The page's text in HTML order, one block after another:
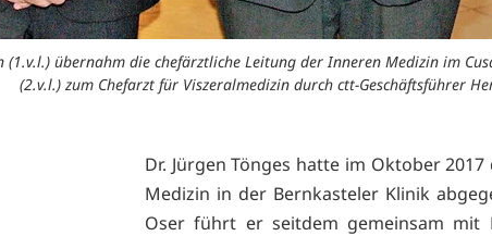
(1.v.l.) übernahm die chefärztliche Leitung der Inneren Medizin im
(2.v.l.) zum Chefarzt für Viszeralmedizin durch ctt-Geschäftsführer
Dr. Jürgen Tönges hatte im Oktober
Medizin in der Bernkasteler Klinik
Oser führt er seitdem gemeinsam mit